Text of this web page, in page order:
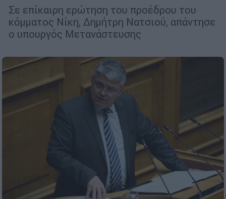
Σε επίκαιρη ερώτηση του προέδρου του
κόμματος Νίκη, Δημήτρη Νατσιού, απάντησε
ο υπουργός Μετανάστευσης